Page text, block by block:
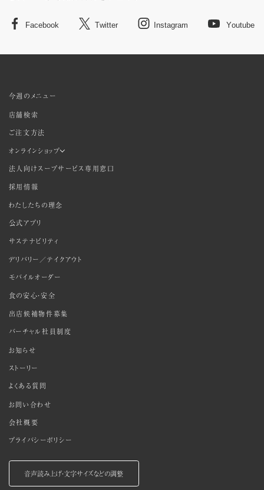
Facebook Twitter Instagram Youtube
今週のメニュー
店舗検索
ご注文方法
オンラインショップ
法人向けスープサービス専用窓口
採用情報
わたしたちの理念
公式アプリ
サステナビリティ
デリバリー／テイクアウト
モバイルオーダー
食の安心・安全
出店候補物件募集
バーチャル社員制度
お知らせ
ストーリー
よくある質問
お問い合わせ
会社概要
プライバシーポリシー
音声読み上げ・文字サイズなどの調整